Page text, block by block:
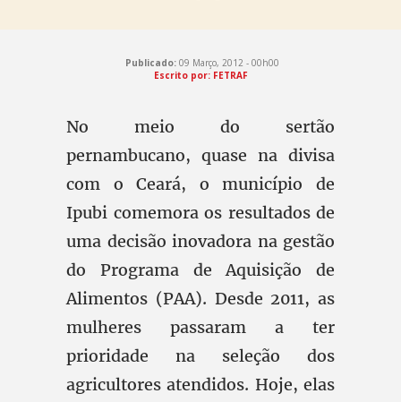
Publicado:09 Março, 2012 - 00h00
Escrito por: FETRAF
No meio do sertão
pernambucano, quase na divisa
com o Ceará, o município de
Ipubi comemora os resultados de
uma decisão inovadora na gestão
do Programa de Aquisição de
Alimentos (PAA). Desde 2011, as
mulheres passaram a ter
prioridade na seleção dos
agricultores atendidos. Hoje, elas